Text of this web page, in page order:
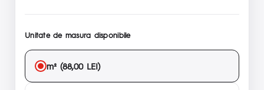
Unitate de masura disponibile
m² (88,00 LEI)